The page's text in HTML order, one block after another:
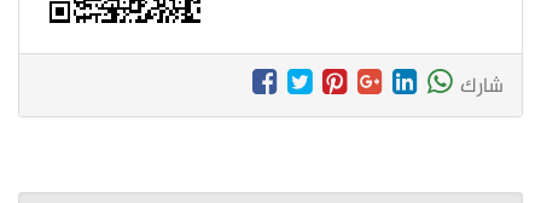
شارك